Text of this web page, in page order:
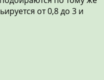
от 0,8 до 3 и